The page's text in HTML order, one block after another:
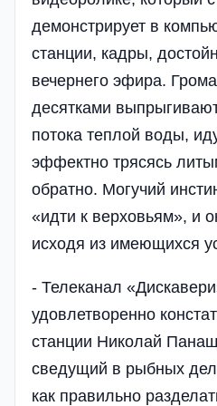
демонстрирует в
станции, кадры,
вечернего эфира.
десятками
потока теплой воды,
эффектно трясясь
обратно. Могучий
«идти к верховьям», и
исходя из имеющихся
- Телеканал
удовлетворенно
станции Николай
сведущий в рыбных
как правильно